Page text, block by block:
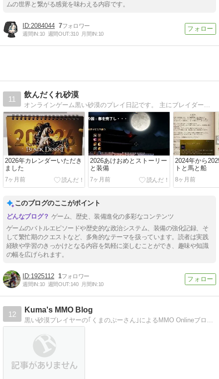
ムの世界と繋がる感覚を味わえる内容です。
2084044 7
週間IN:10 週間OUT:310 月間IN:10
11
飲んだくれ砂漠
2026年カレンダーいただき
ました
7ヶ月前
2026あけおめとストーリー
と装備
7ヶ月前
2024年から
トと馬と船
8ヶ月前
このブログのここがポイント
ゲーム、歴史、装備進化の多彩なコンテンツ
ゲームのバトルエピソードや歴史的な政治システム、装備の強化記録、そ
して繁忙期のクエストなど、多角的なテーマを扱っています。読者は実践
経験や学習のきっかけとなる内容を気軽に楽しむことができ、趣味や知識
の幅を広げられます。
1925112 1
週間IN:10 週間OUT:140 月間IN:10
12
Kuma's MMO Blog